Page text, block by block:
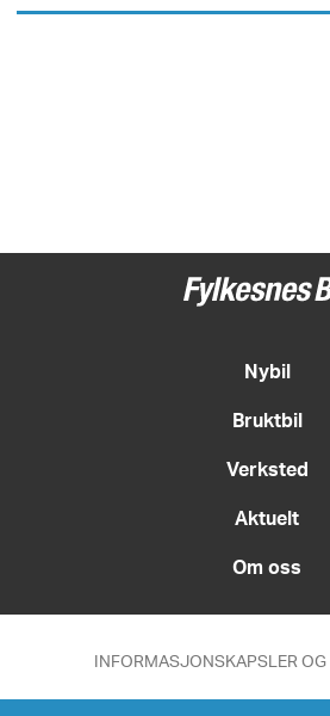
Nybil
Bruktbil
Verksted
Aktuelt
Om oss
INFORMASJONSKAPSLER OG